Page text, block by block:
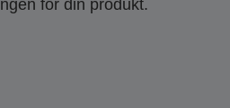
för din produkt.